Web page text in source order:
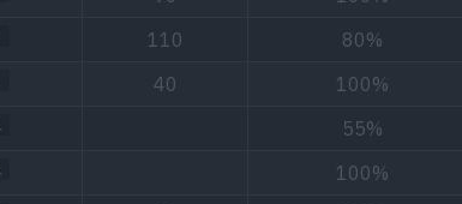
110
80%
40
100%
55%
100%